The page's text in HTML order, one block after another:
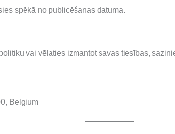
spēkā no publicēšanas datuma.
vai vēlaties izmantot savas tiesības,
Belgium